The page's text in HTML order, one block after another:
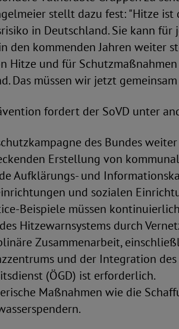
stellt dazu fest: "Hitze
in Deutschland. Sie kann
den kommenden Jahren weiter
Hitze und für
Das müssen wir jetzt gemeinsam
fordert der SoVD unter
des Bundes
Erstellung von
Aufklärungs- und
und sozialen
Beispiele müssen
Hitzewarnsystems durch
Zusammenarbeit,
und der Integration
(ÖGD) ist erforderlich.
Maßnahmen wie die